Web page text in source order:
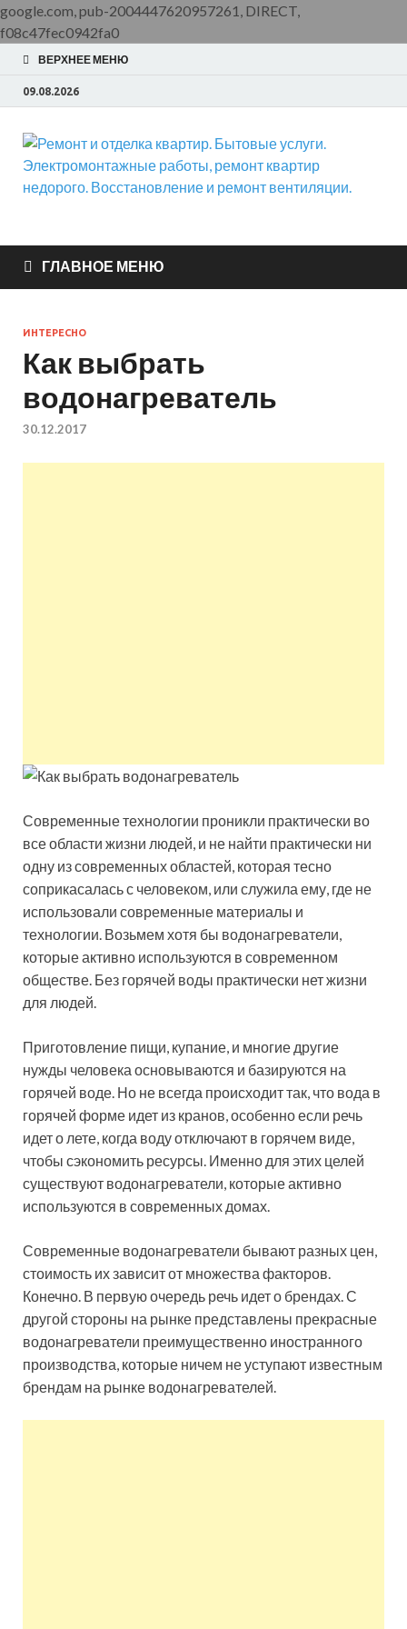
google.com, pub-2004447620957261, DIRECT,
f08c47fec0942fa0
ВЕРХНЕЕ МЕНЮ
09.08.2026
Ремонт и отделка
квартир. Бытовые
услуги.
Электромонтажные
работы, ремонт
квартир недорого.
вентиляции, монтаж систем приточной вентиляции.
ГЛАВНОЕ МЕНЮ
ИНТЕРЕСНО
Как выбрать
водонагреватель
30.12.2017
Современные технологии проникли практически во
все области жизни людей, и не найти практически ни
одну из современных областей, которая тесно
соприкасалась с человеком, или служила ему, где не
использовали современные материалы и
технологии. Возьмем хотя бы водонагреватели,
которые активно используются в современном
обществе. Без горячей воды практически нет жизни
для людей.
Приготовление пищи, купание, и многие другие
нужды человека основываются и базируются на
горячей воде. Но не всегда происходит так, что вода в
горячей форме идет из кранов, особенно если речь
идет о лете, когда воду отключают в горячем виде,
чтобы сэкономить ресурсы. Именно для этих целей
существуют водонагреватели, которые активно
используются в современных домах.
Современные водонагреватели бывают разных цен,
стоимость их зависит от множества факторов.
Конечно. В первую очередь речь идет о брендах. С
другой стороны на рынке представлены прекрасные
водонагреватели преимущественно иностранного
производства, которые ничем не уступают известным
брендам на рынке водонагревателей.